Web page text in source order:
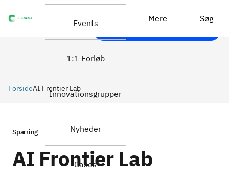
Events
1:1 Forløb
Innovationsgrupper
Nyheder
Cases
Mere Søg
Er du interesseret eller har
spørgsmål til AI Frontier
ForsideAI Frontier Lab
Sparring
AI Frontier Lab